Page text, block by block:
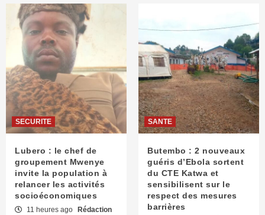
SECURITE
Lubero : le chef de
groupement Mwenye
invite la population à
relancer les activités
socioéconomiques
11 heures ago Rédaction
SANTE
Butembo : 2 nouveaux
guéris d’Ebola sortent
du CTE Katwa et
sensibilisent sur le
respect des mesures
barrières